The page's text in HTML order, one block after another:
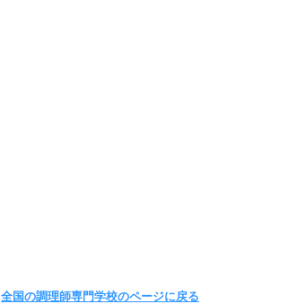
全国の調理師専門学校のページに戻る